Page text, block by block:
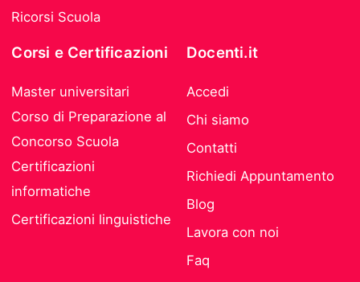
Ricorsi Scuola
Corsi e Certificazioni
Master universitari
Corso di Preparazione al
Concorso Scuola
Certificazioni
informatiche
Certificazioni linguistiche
Docenti.it
Accedi
Chi siamo
Contatti
Richiedi Appuntamento
Blog
Lavora con noi
Faq